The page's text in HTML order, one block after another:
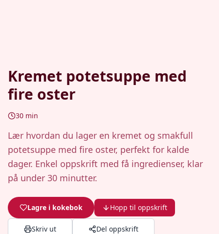
Kremet potetsuppe med
fire oster
30 min
Lær hvordan du lager en kremet og smakfull
potetsuppe med fire oster, perfekt for kalde
dager. Enkel oppskrift med få ingredienser, klar
på under 30 minutter.
Lagre i kokebok Hopp til oppskrift
Skriv ut Del oppskrift